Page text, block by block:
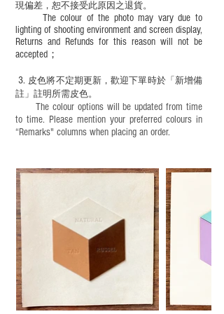
現偏差，恕不接受此原因之退貨。
The colour of the photo may vary due to
lighting of shooting environment and screen display,
Returns and Refunds for this reason will not be
accepted；
3. 皮色將不定期更新，歡迎下單時於「新增備
註」註明 所需皮色。
The colour options will be updated from time
to time. Please mention your preferred colours in
“Remarks" columns when placing an order.